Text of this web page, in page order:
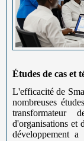
Études de cas et
L'efficacité de
nombreuses
d'organisations et
développement